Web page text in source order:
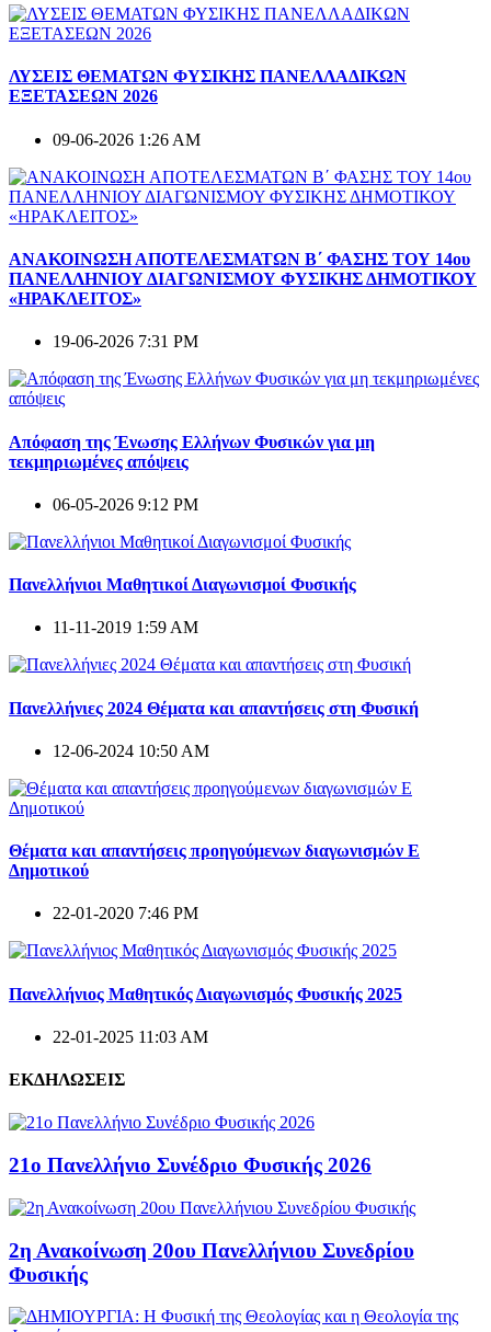
ΛΥΣΕΙΣ ΘΕΜΑΤΩΝ ΦΥΣΙΚΗΣ ΠΑΝΕΛΛΑΔΙΚΩΝ
ΕΞΕΤΑΣΕΩΝ 2026
09-06-2026 1:26 AM
ΑΝΑΚΟΙΝΩΣΗ ΑΠΟΤΕΛΕΣΜΑΤΩΝ Β΄ ΦΑΣΗΣ ΤΟΥ 14ου
ΠΑΝΕΛΛΗΝΙΟΥ ΔΙΑΓΩΝΙΣΜΟΥ ΦΥΣΙΚΗΣ ΔΗΜΟΤΙΚΟΥ
«ΗΡΑΚΛΕΙΤΟΣ»
19-06-2026 7:31 PM
Απόφαση της Ένωσης Ελλήνων Φυσικών για μη
τεκμηριωμένες απόψεις
06-05-2026 9:12 PM
Πανελλήνιοι Μαθητικοί Διαγωνισμοί Φυσικής
11-11-2019 1:59 AM
Πανελλήνιες 2024 Θέματα και απαντήσεις στη Φυσική
12-06-2024 10:50 AM
Θέματα και απαντήσεις προηγούμενων διαγωνισμών E
Δημοτικού
22-01-2020 7:46 PM
Πανελλήνιος Μαθητικός Διαγωνισμός Φυσικής 2025
22-01-2025 11:03 AM
ΕΚΔΗΛΩΣΕΙΣ
21ο Πανελλήνιο Συνέδριο Φυσικής 2026
2η Ανακοίνωση 20ου Πανελλήνιου Συνεδρίου
Φυσικής